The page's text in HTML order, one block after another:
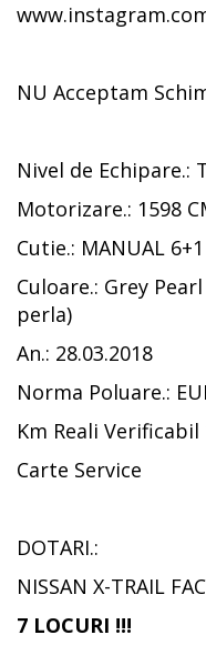
NU Acceptam
Nivel de Echipare.:
Motorizare.: 1598
Cutie.: MANUAL 6+1
Culoare.: Grey
perla)
An.: 28.03.2018
Norma Poluare.:
Km Reali Verificabil
Carte Service
DOTARI.:
NISSAN X-TRAIL
7 LOCURI !!!